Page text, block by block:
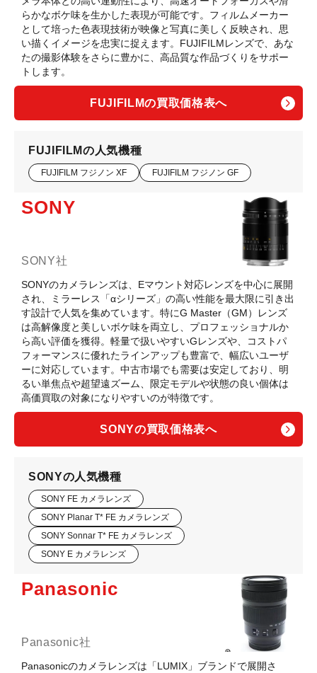
らかなボケ味を生かした表現が可能です。フィルムメーカー
として培った色表現技術が映像と写真に美しく反映され、思
い描くイメージを忠実に捉えます。FUJIFILMレンズで、あな
たの撮影体験をさらに豊かに、高品質な作品づくりをサポー
トします。
FUJIFILMの買取価格表へ
FUJIFILMの人気機種
FUJIFILM フジノン XF FUJIFILM フジノン GF
SONY
SONY社
SONYのカメラレンズは、Eマウント対応レンズを中心に展開
され、ミラーレス「αシリーズ」の高い性能を最大限に引き出
す設計で人気を集めています。特にG Master（GM）レンズ
は高解像度と美しいボケ味を両立し、プロフェッショナルか
ら高い評価を獲得。軽量で扱いやすいGレンズや、コストパ
フォーマンスに優れたラインアップも豊富で、幅広いユーザ
ーに対応しています。中古市場でも需要は安定しており、明
るい単焦点や超望遠ズーム、限定モデルや状態の良い個体は
高価買取の対象になりやすいのが特徴です。
SONYの買取価格表へ
SONYの人気機種
SONY FE カメラレンズ
SONY Planar T* FE カメラレンズ
SONY Sonnar T* FE カメラレンズ
SONY E カメラレンズ
Panasonic
Panasonic社
Panasonicのカメラレンズは「LUMIX」ブランドで展開さ